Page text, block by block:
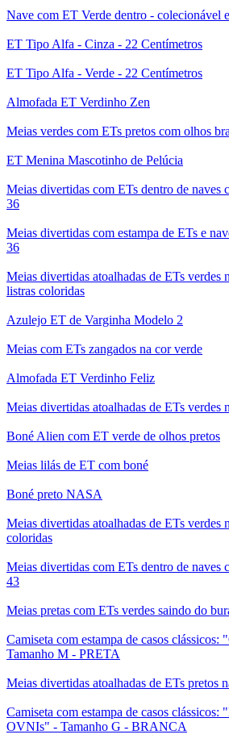
Nave com ET Verde dentro - colecionável
ET Tipo Alfa - Cinza - 22 Centímetros
ET Tipo Alfa - Verde - 22 Centímetros
Almofada ET Verdinho Zen
Meias verdes com ETs pretos com olhos
ET Menina Mascotinho de Pelúcia
Meias divertidas com ETs dentro de naves
36
Meias divertidas com estampa de ETs e
36
Meias divertidas atoalhadas de ETs verdes
listras coloridas
Azulejo ET de Varginha Modelo 2
Meias com ETs zangados na cor verde
Almofada ET Verdinho Feliz
Meias divertidas atoalhadas de ETs verdes
Boné Alien com ET verde de olhos pretos
Meias lilás de ET com boné
Boné preto NASA
Meias divertidas atoalhadas de ETs verdes
coloridas
Meias divertidas com ETs dentro de naves
43
Meias pretas com ETs verdes saindo do
Camiseta com estampa de casos clássicos:
Tamanho M - PRETA
Meias divertidas atoalhadas de ETs pretos
Camiseta com estampa de casos
OVNIs" - Tamanho G - BRANCA